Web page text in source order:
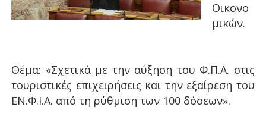
Οικονο
μικών.
Θέμα: «Σχετικά με την αύξηση του Φ.Π.Α. στις
τουριστικές επιχειρήσεις και την εξαίρεση του
ΕΝ.Φ.Ι.Α. από τη ρύθμιση των 100 δόσεων».